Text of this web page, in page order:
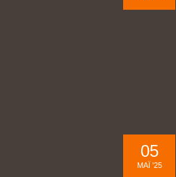
05
ΜΆΙ '25